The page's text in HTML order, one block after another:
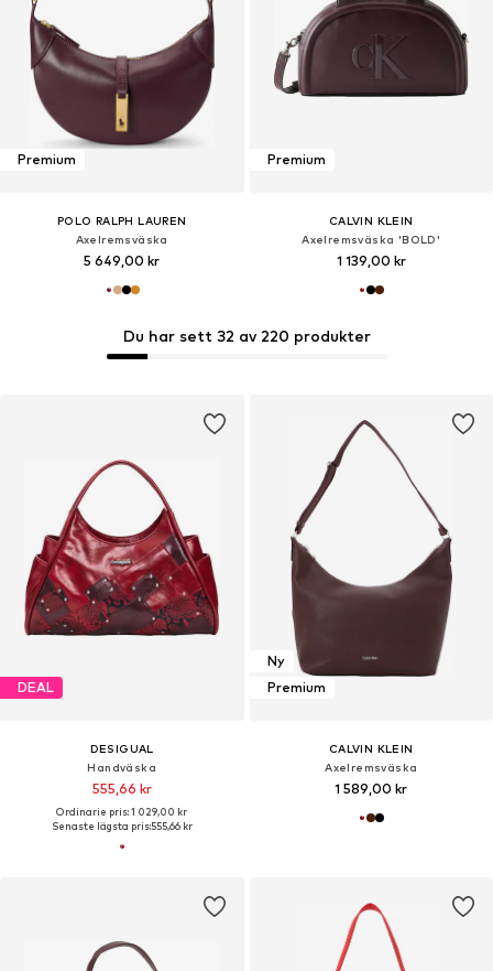
Premium
POLO RALPH LAUREN
Axelremsväska
5 649,00 kr
Premium
CALVIN KLEIN
Axelremsväska 'BOLD'
1 139,00 kr
DEAL
DESIGUAL
Handväska
555,66 kr
Ordinarie pris: 1 029,00 kr
Senaste lägsta pris:555,66 kr
Du har sett 32 av 220 produkter
Ny
Premium
CALVIN KLEIN
Axelremsväska
1 589,00 kr